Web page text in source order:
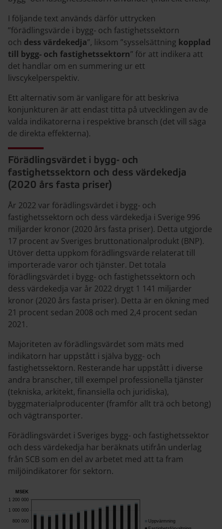
I följande text används därför uttrycken
”förädlingsvärde i bygg- och fastighetssektorn
och dess värdekedja”, liksom ”sysselsättning kopplad
till bygg- och fastighetssektorn” för att indikera att
det handlar om en summering ur ett
livscykelperspektiv.
Ett alternativ som är vanligare för att beskriva
konjunkturen är att endast titta på utvecklingen av de
valda indikatorerna i respektive bransch (det vill säga
de direkta effekterna).
Förädlingsvärdet i bygg- och
fastighetssektorn och dess värdekedja
(2020 års fasta priser)
År 2022 var förädlingsvärdet i bygg- och
fastighetssektorn och dess värdekedja i Sverige 996
miljarder kronor (2020 års fasta priser). Detta utgjorde
17 procent av Sveriges bruttonationalprodukt (BNP).
Utöver detta uppkom förädlingsvärde relaterat till
importerade varor och tjänster. Det totala
förädlingsvärdet i bygg- och fastighetssektorn och
dess värdekedja var år 2022 drygt 1 141 miljarder
kronor (2020 års fasta priser). Detta är en ökning med
21 procent sedan 2008 och med 2,4 procent sedan
2021.
Majoriteten av förädlingsvärdet som mäts med
indikatorn har uppstått i själva bygg- och
fastighetssektorn. Resterande har uppstått i diverse
andra branscher, till exempel professionella tjänster
(tekniska, arkitekt, finansiella och juridiska),
byggmaterialproducenter (framför allt trä och betong)
och vägtransporter.
Förädlingsvärdet i Sveriges bygg- och fastighetssektor
och dess värdekedja har beräknats utifrån underlag
från SCB som en del av arbetet med att ta fram
miljöindikatorer för sektorn.